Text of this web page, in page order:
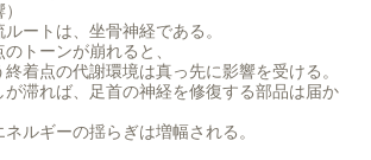
ートは、坐骨神経である。
トーンが崩れると、
着点の代謝環境は真っ先に影響を受ける。
が滞れば、足首の神経を修復する部品は届か
ルギーの揺らぎは増幅される。